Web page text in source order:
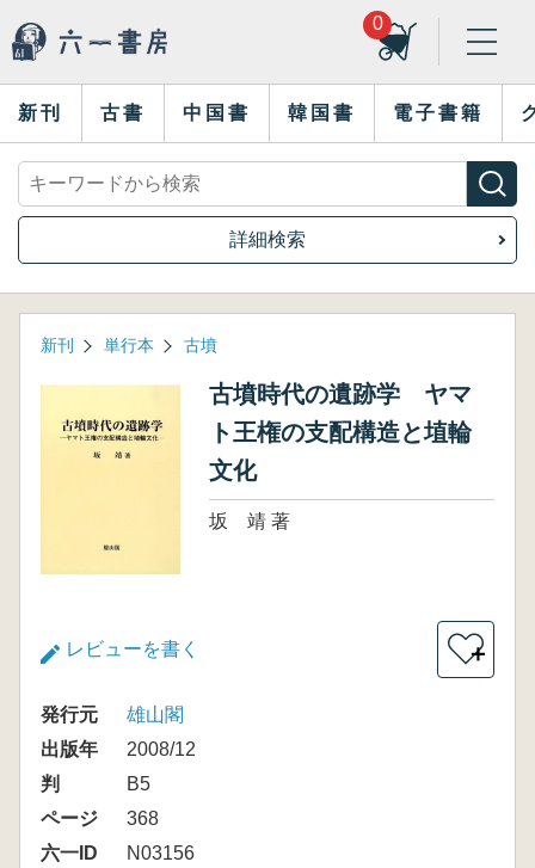
0
新刊 古書 中国書 韓国書 電子書籍
詳細検索
新刊 単行本 古墳
古墳時代の遺跡学 ヤマ
ト王権の支配構造と埴輪
文化
坂 靖 著
レビューを書く ＋
発行元
雄山閣
出版年
2008/12
判
B5
ページ
368
六一ID
N03156